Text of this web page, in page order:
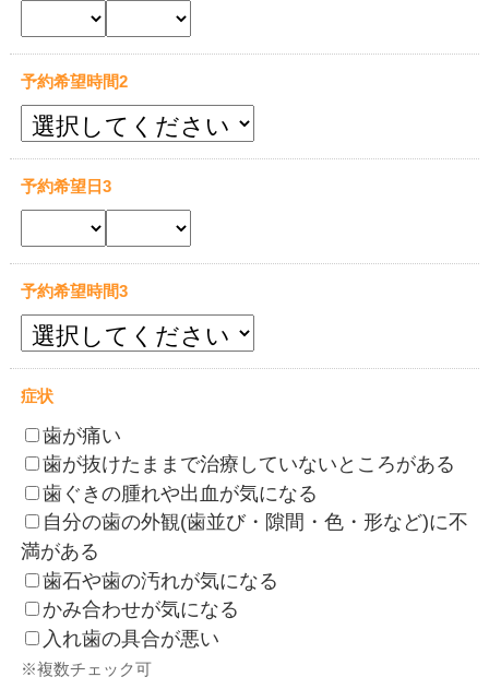
予約希望時間2
予約希望日3
予約希望時間3
症状
歯が痛い
歯が抜けたままで治療していないところがある
歯ぐきの腫れや出血が気になる
自分の歯の外観(歯並び・隙間・色・形など)に不
満がある
歯石や歯の汚れが気になる
かみ合わせが気になる
入れ歯の具合が悪い
※複数チェック可